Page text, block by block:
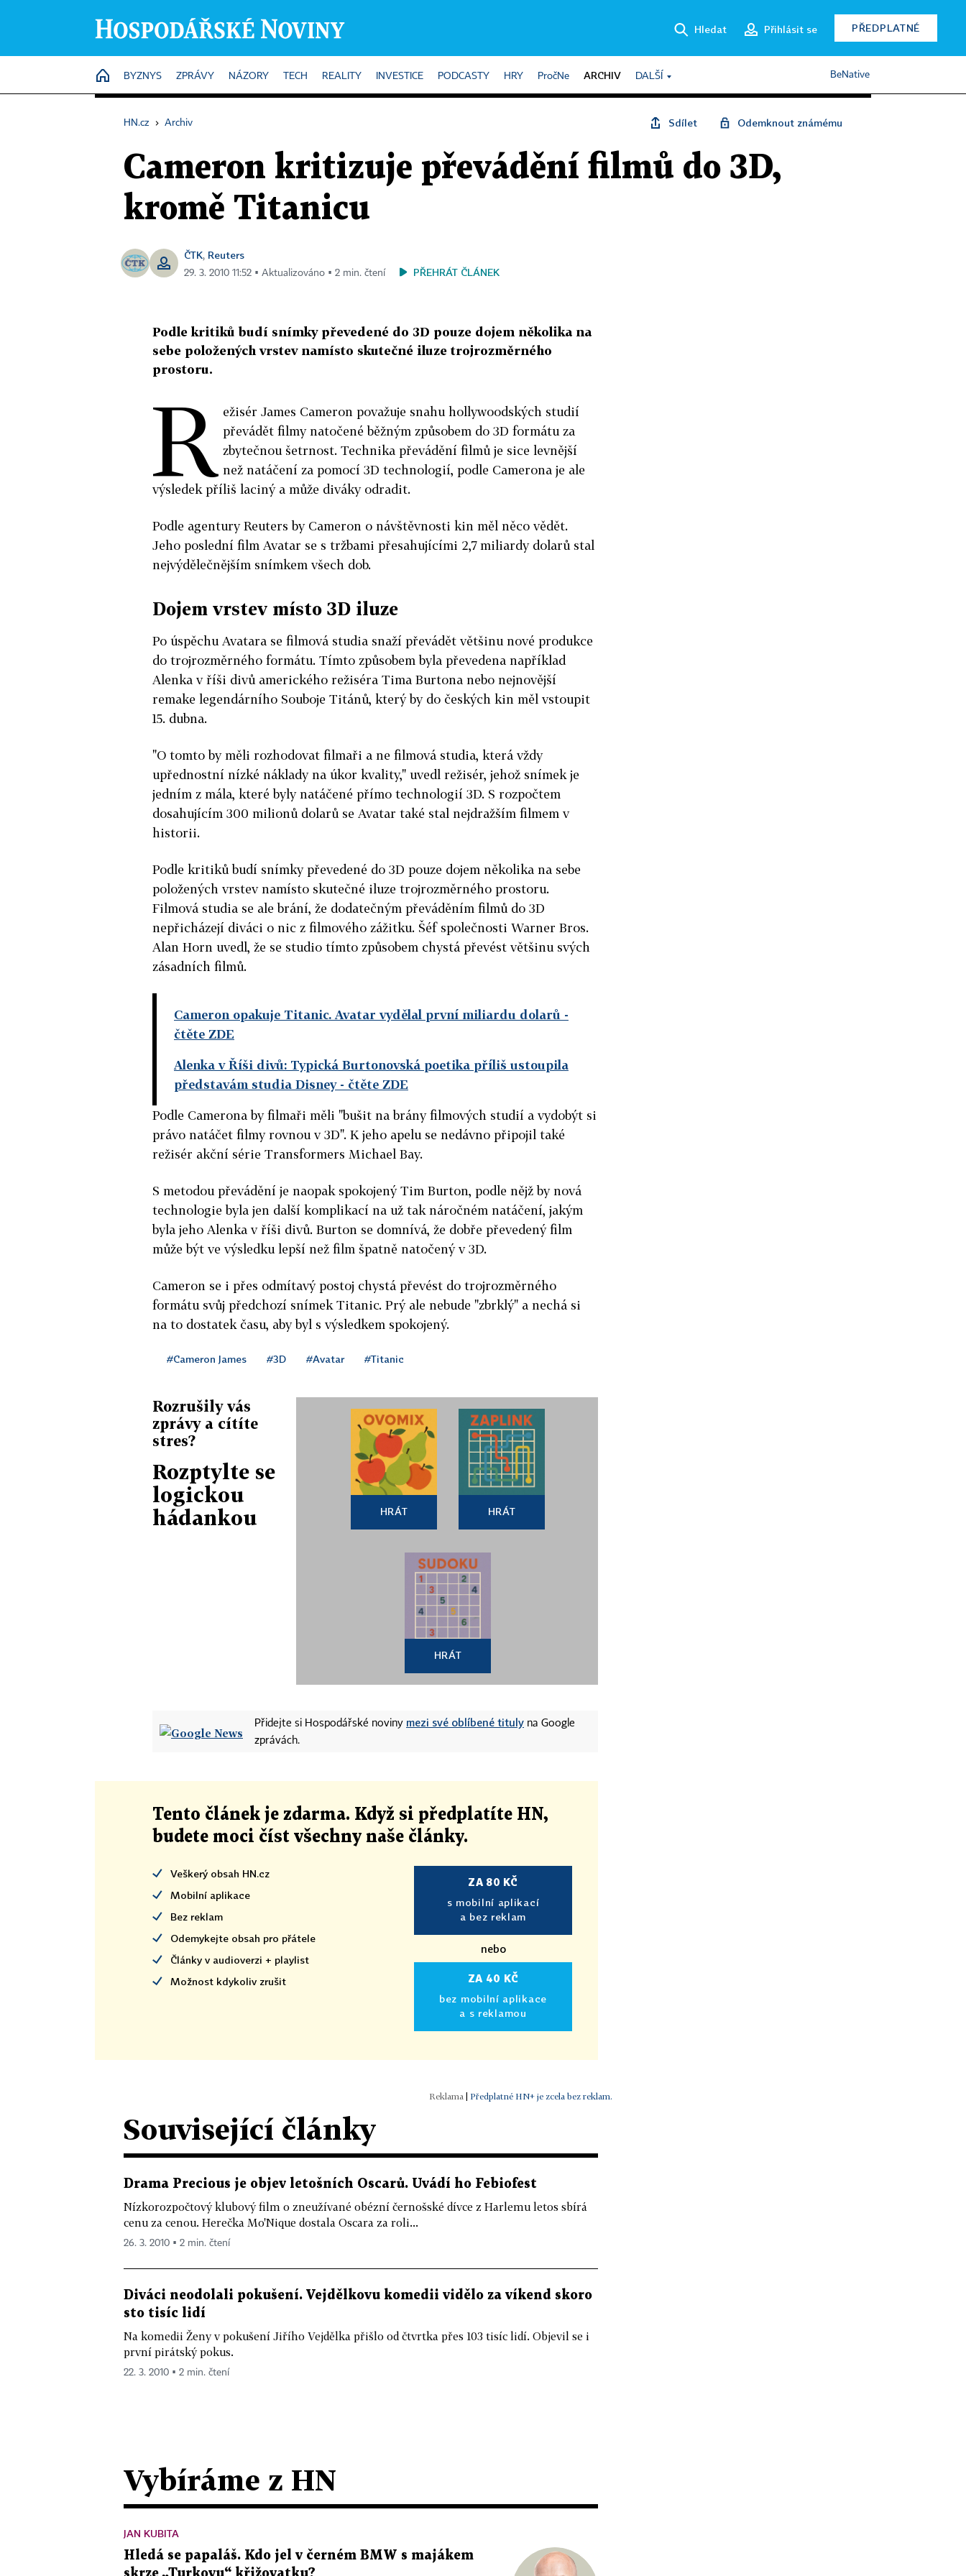
Hledat Přihlásit se PŘEDPLATNÉ
HOME
BYZNYS ZPRÁVY NÁZORY TECH REALITY INVESTICE PODCASTY HRY PročNe ARCHIV DALŠÍ BeNative
HN.cz › Archiv Sdílet Odemknout známému
Cameron kritizuje převádění filmů do 3D,
kromě Titanicu
ČTK, Reuters
29. 3. 2010 11:52 ▪ Aktualizováno ▪ 2 min. čtení PŘEHRÁT ČLÁNEK
Podle kritiků budí snímky převedené do 3D pouze dojem několika na
sebe položených vrstev namísto skutečné iluze trojrozměrného
prostoru.
R ežisér James Cameron považuje snahu hollywoodských studií
převádět filmy natočené běžným způsobem do 3D formátu za
zbytečnou šetrnost. Technika převádění filmů je sice levnější
než natáčení za pomocí 3D technologií, podle Camerona je ale
výsledek příliš laciný a může diváky odradit.
Podle agentury Reuters by Cameron o návštěvnosti kin měl něco vědět.
Jeho poslední film Avatar se s tržbami přesahujícími 2,7 miliardy dolarů stal
nejvýdělečnějším snímkem všech dob.
Dojem vrstev místo 3D iluze
Po úspěchu Avatara se filmová studia snaží převádět většinu nové produkce
do trojrozměrného formátu. Tímto způsobem byla převedena například
Alenka v říši divů amerického režiséra Tima Burtona nebo nejnovější
remake legendárního Souboje Titánů, který by do českých kin měl vstoupit
15. dubna.
"O tomto by měli rozhodovat filmaři a ne filmová studia, která vždy
upřednostní nízké náklady na úkor kvality," uvedl režisér, jehož snímek je
jedním z mála, které byly natáčené přímo technologií 3D. S rozpočtem
dosahujícím 300 milionů dolarů se Avatar také stal nejdražším filmem v
historii.
Podle kritiků budí snímky převedené do 3D pouze dojem několika na sebe
položených vrstev namísto skutečné iluze trojrozměrného prostoru.
Filmová studia se ale brání, že dodatečným převáděním filmů do 3D
nepřicházejí diváci o nic z filmového zážitku. Šéf společnosti Warner Bros.
Alan Horn uvedl, že se studio tímto způsobem chystá převést většinu svých
zásadních filmů.
Cameron opakuje Titanic. Avatar vydělal první miliardu dolarů -
čtěte ZDE
Alenka v Říši divů: Typická Burtonovská poetika příliš ustoupila
představám studia Disney- čtěte ZDE
Podle Camerona by filmaři měli "bušit na brány filmových studií a vydobýt si
právo natáčet filmy rovnou v 3D". K jeho apelu se nedávno připojil také
režisér akční série Transformers Michael Bay.
S metodou převádění je naopak spokojený Tim Burton, podle nějž by nová
technologie byla jen další komplikací na už tak náročném natáčení, jakým
byla jeho Alenka v říši divů. Burton se domnívá, že dobře převedený film
může být ve výsledku lepší než film špatně natočený v 3D.
Cameron se i přes odmítavý postoj chystá převést do trojrozměrného
formátu svůj předchozí snímek Titanic. Prý ale nebude "zbrklý" a nechá si
na to dostatek času, aby byl s výsledkem spokojený.
#Cameron James #3D #Avatar #Titanic
Rozrušily vás
zprávy a cítíte
stres?
Rozptylte se
logickou
hádankou
HRÁT HRÁT
HRÁT
Přidejte si Hospodářské noviny mezi své oblíbené tituly na Google
zprávách.
Tento článek je zdarma. Když si předplatíte HN,
budete moci číst všechny naše články.
Veškerý obsah HN.cz
Mobilní aplikace
Bez reklam
Odemykejte obsah pro přátele
Články v audioverzi + playlist
Možnost kdykoliv zrušit
ZA 80 KČ
s mobilní aplikací
a bez reklam
nebo
ZA 40 KČ
bez mobilní aplikace
a s reklamou
Předplatné HN+ je zcela bez reklam.
Související články
Drama Precious je objev letošních Oscarů. Uvádí ho Febiofest
Nízkorozpočtový klubový film o zneužívané obézní černošské dívce z Harlemu letos sbírá
cenu za cenou. Herečka Mo'Nique dostala Oscara za roli...
26. 3. 2010 ▪ 2 min. čtení
Diváci neodolali pokušení. Vejdělkovu komedii vidělo za víkend skoro
sto tisíc lidí
Na komedii Ženy v pokušení Jiřího Vejdělka přišlo od čtvrtka přes 103 tisíc lidí. Objevil se i
první pirátský pokus.
22. 3. 2010 ▪ 2 min. čtení
Vybíráme z HN
JAN KUBITA
Hledá se papaláš. Kdo jel v černém BMW s majákem
skrze „Turkovu“ křižovatku?